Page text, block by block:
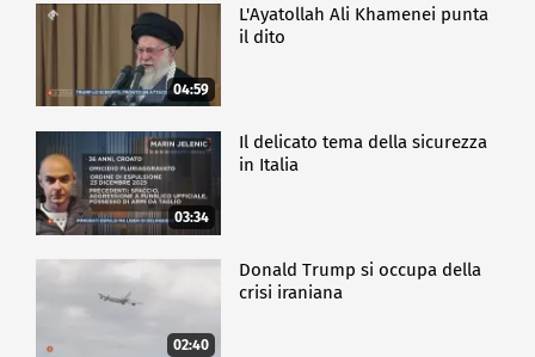
04:59
L'Ayatollah Ali Khamenei punta
il dito
03:34
Il delicato tema della sicurezza
in Italia
02:40
Donald Trump si occupa della
crisi iraniana